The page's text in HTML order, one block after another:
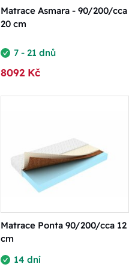
Matrace Asmara - 90/200/cca
20 cm
7 - 21 dnů
8092 Kč
Matrace Ponta 90/200/cca 12
cm
14 dní